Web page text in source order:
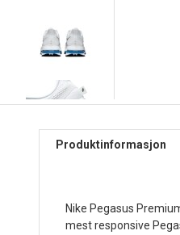
Produktinformasjon
Nike Pegasus
mest responsive